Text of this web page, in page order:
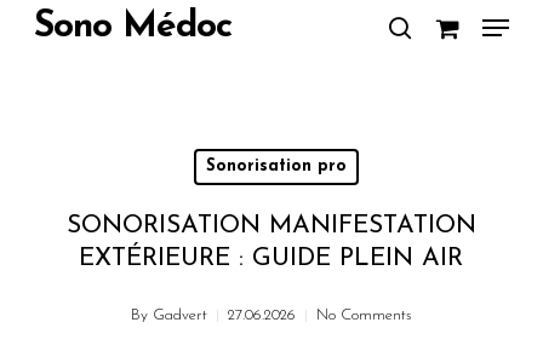
SkipSono Médoc Menu
Sonorisation pro
SONORISATION MANIFESTATION
EXTÉRIEURE : GUIDE PLEIN AIR
By Gadvert 27.06.2026 No Comments